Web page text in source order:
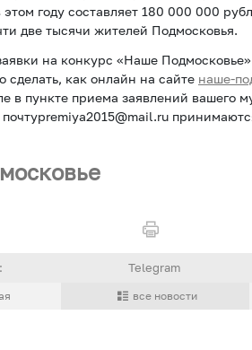
этом году составляет 180 000 000
две тысячи жителей Подмосковья.
на конкурс «Наше
сделать, как онлайн на сайте наше-
в пункте приема заявлений вашего